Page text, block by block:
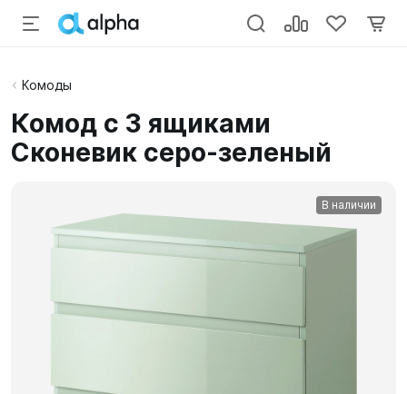
Комоды
Комод с 3 ящиками
Сконевик серо-зеленый
В наличии